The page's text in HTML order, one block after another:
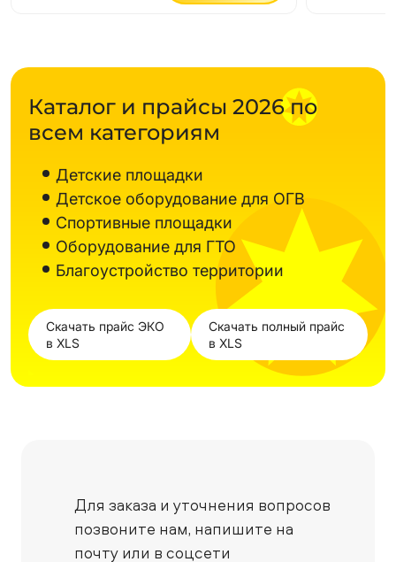
Каталог и прайсы 2026 по
всем категориям
Детские площадки
Детское оборудование для ОГВ
Спортивные площадки
Оборудование для ГТО
Благоустройство территории
Скачать прайс ЭКО
в XLS
Скачать полный прайс
в XLS
Для заказа и уточнения вопросов
позвоните нам, напишите на
почту или в соцсети